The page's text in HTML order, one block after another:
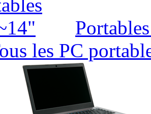
les PC